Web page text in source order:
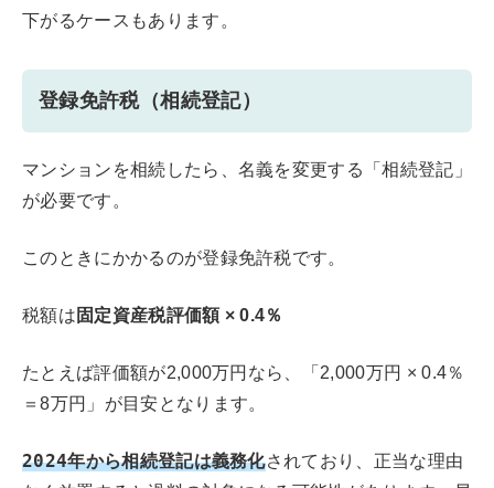
下がるケースもあります。
登録免許税（相続登記）
マンションを相続したら、名義を変更する「相続登記」
が必要です。
このときにかかるのが登録免許税です。
税額は 固定資産税評価額 × 0.4％
たとえば評価額が2,000万円なら、「2,000万円 × 0.4％
＝8万円」が目安となります。
2024年から相続登記は義務化されており、正当な理由